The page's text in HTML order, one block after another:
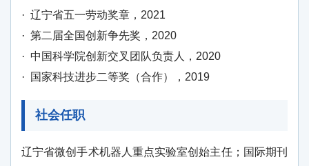
· 辽宁省五一劳动奖章，2021
· 第二届全国创新争先奖，2020
· 中国科学院创新交叉团队负责人，2020
·
国家科技进步二等奖（合作），2019
社会任职
辽宁省微创手术机器人重点实验室创始主任；国际期刊